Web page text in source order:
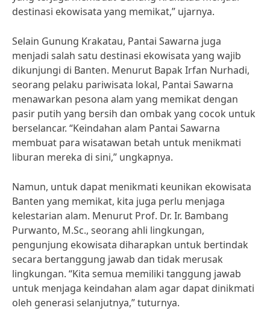
destinasi ekowisata yang memikat,” ujarnya.
Selain Gunung Krakatau, Pantai Sawarna juga
menjadi salah satu destinasi ekowisata yang wajib
dikunjungi di Banten. Menurut Bapak Irfan Nurhadi,
seorang pelaku pariwisata lokal, Pantai Sawarna
menawarkan pesona alam yang memikat dengan
pasir putih yang bersih dan ombak yang cocok untuk
berselancar. “Keindahan alam Pantai Sawarna
membuat para wisatawan betah untuk menikmati
liburan mereka di sini,” ungkapnya.
Namun, untuk dapat menikmati keunikan ekowisata
Banten yang memikat, kita juga perlu menjaga
kelestarian alam. Menurut Prof. Dr. Ir. Bambang
Purwanto, M.Sc., seorang ahli lingkungan,
pengunjung ekowisata diharapkan untuk bertindak
secara bertanggung jawab dan tidak merusak
lingkungan. “Kita semua memiliki tanggung jawab
untuk menjaga keindahan alam agar dapat dinikmati
oleh generasi selanjutnya,” tuturnya.